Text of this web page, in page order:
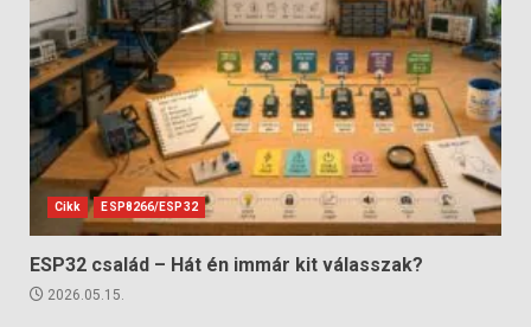
Cikk ESP8266/ESP32
ESP32 család – Hát én immár kit válasszak?
2026.05.15.